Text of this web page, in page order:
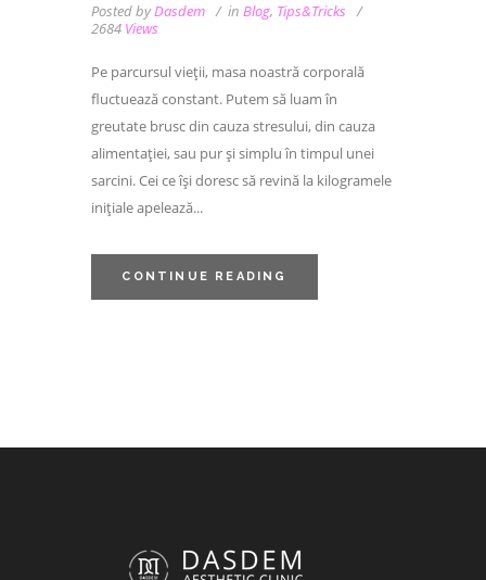
Posted byDasdem in Blog, Tips&Tricks
2684 Views
Pe parcursul vieții, masa noastră corporală
fluctuează constant. Putem să luam în
greutate brusc din cauza stresului, din cauza
alimentației, sau pur și simplu în timpul unei
sarcini. Cei ce își doresc să revină la kilogramele
inițiale apelează...
CONTINUE READING